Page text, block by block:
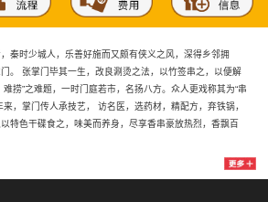
味蕾，美味享不停！中山黄圃店火爆试业，值到哭！
杏坛店12-24开业大吉财源广进。
秦时少城人，乐善好施而又颇有侠义之风，深得乡邻拥
。 张掌门毕其一生，改良涮烫之法，以竹签串之，以便解
难捞”之难题，一时门庭若市，名扬八方。众人更戏称其为“串
来，掌门传人承技艺， 访名医，选药材，精配方，弃铁锅，
特色干碟食之，味美而养身，尽享香串豪放热烈，香飘百